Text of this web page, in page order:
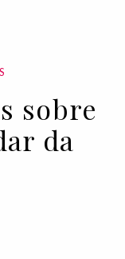
sobre
da